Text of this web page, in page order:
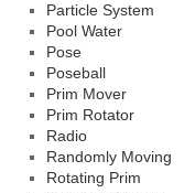
Particle System
Pool Water
Pose
Poseball
Prim Mover
Prim Rotator
Radio
Randomly Moving
Rotating Prim